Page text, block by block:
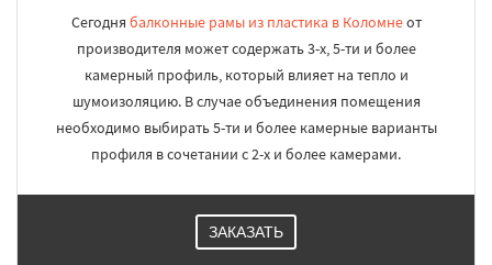
Сегодня балконные рамы из пластика в Коломнеот
производителя может содержать 3-х, 5-ти и более
камерный профиль, который влияет на тепло и
шумоизоляцию. В случае объединения помещения
необходимо выбирать 5-ти и более камерные варианты
профиля в сочетании с 2-х и более камерами.
ЗАКАЗАТЬ